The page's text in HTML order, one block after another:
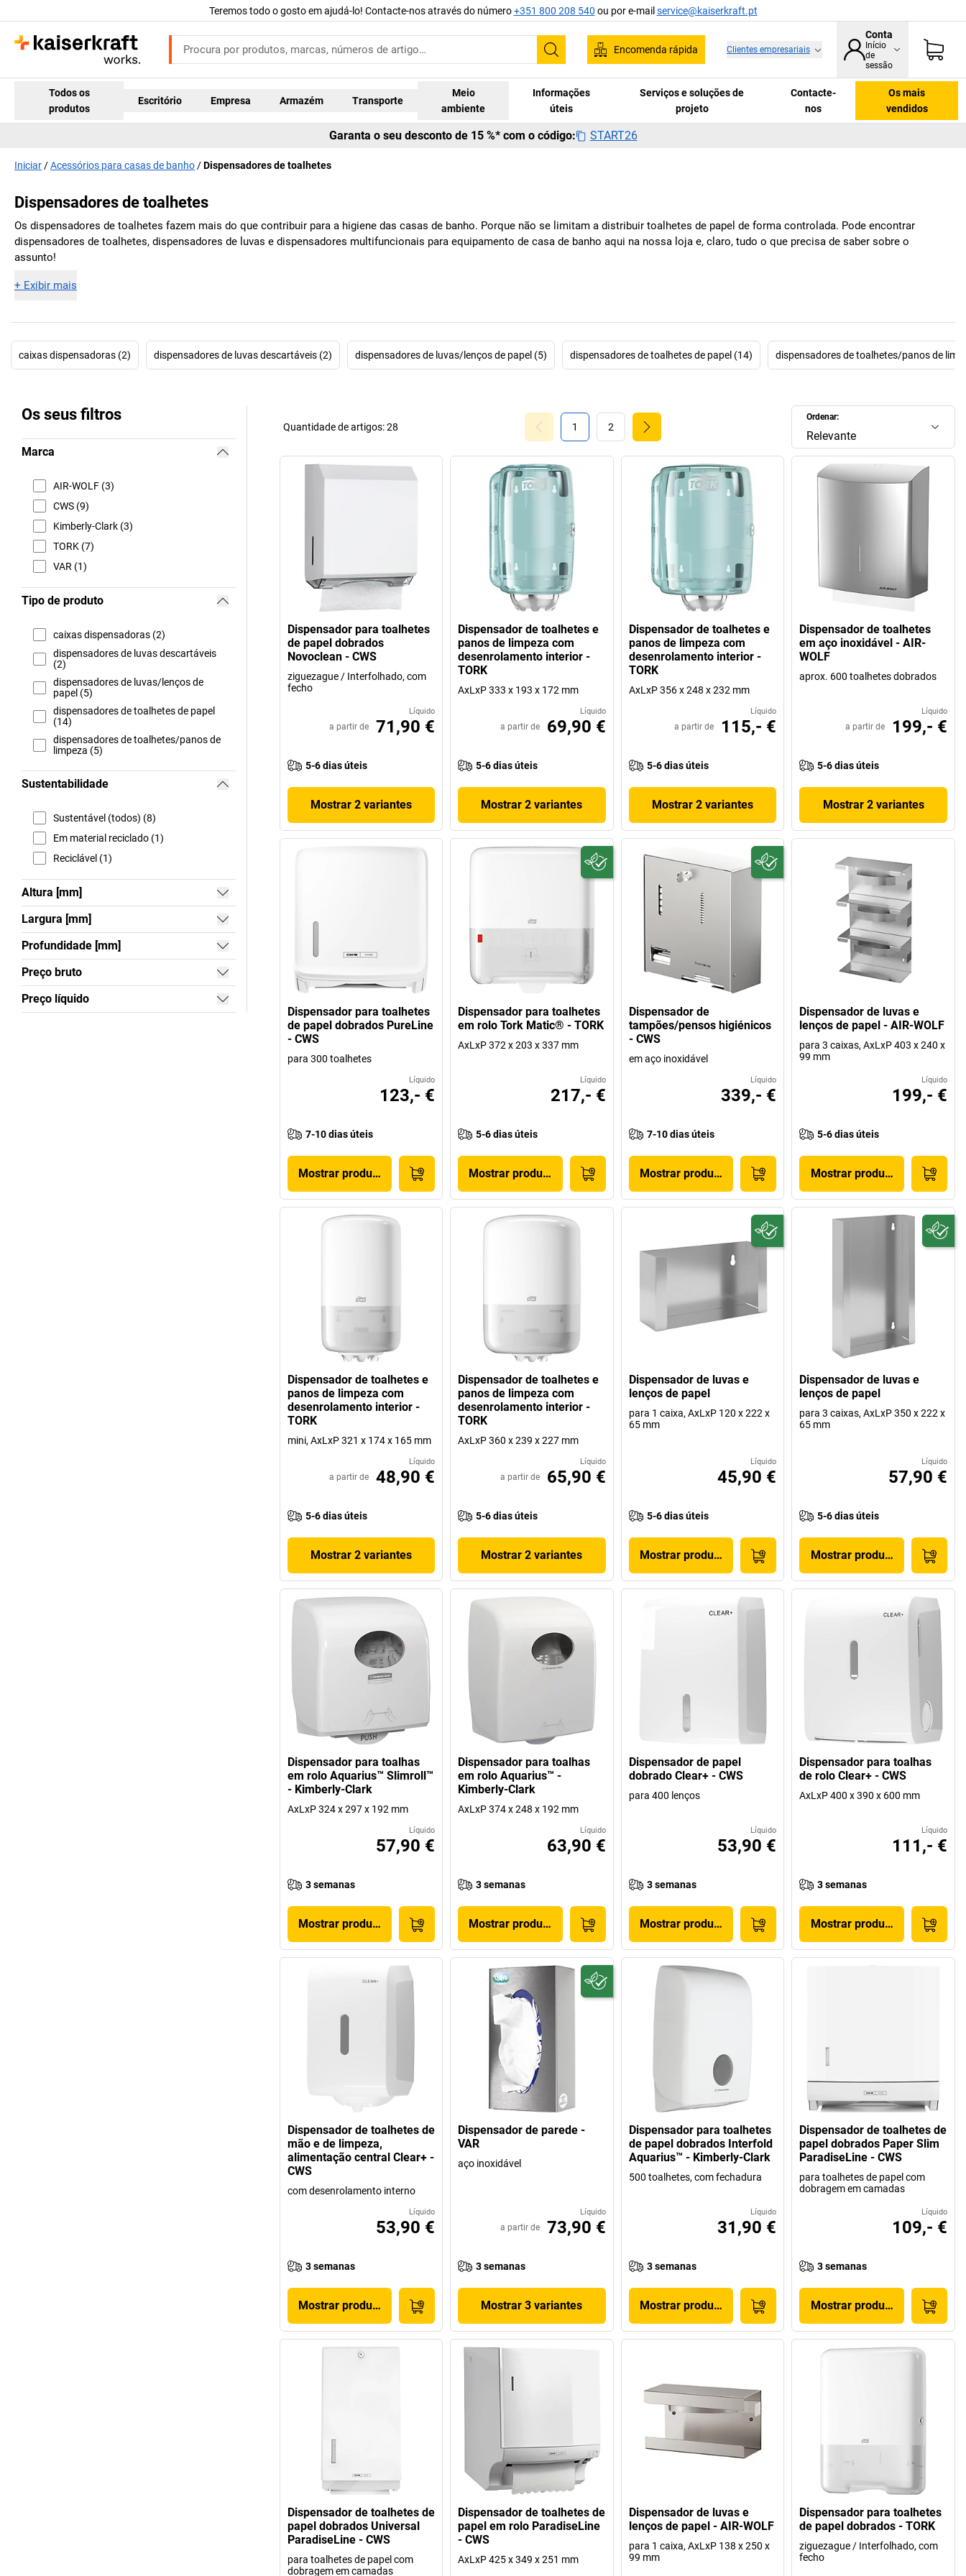
Teremos todo o gosto em ajudá-lo! Contacte-nos através do número+351 800 208 540 ou por e-mailservice@kaiserkraft.pt
Pesquisar
Encomenda rápida Clientes empresariais
Conta
Início
de
sessão
Todos os
produtos
Escritório Empresa Armazém Transporte
Meio
ambiente
Informações
úteis
Serviços e soluções de
projeto
Contacte-
nos
Os mais
vendidos
Garanta o seu desconto de 15 %* com o código: START26
Iniciar Acessórios para casas de banho Dispensadores de toalhetes
Dispensadores de toalhetes
Os dispensadores de toalhetes fazem mais do que contribuir para a higiene das casas de banho. Porque não se limitam a distribuir toalhetes de papel de forma controlada. Pode encontrar
dispensadores de toalhetes, dispensadores de luvas e dispensadores multifuncionais para equipamento de casa de banho aqui na nossa loja e, claro, tudo o que precisa de saber sobre o
assunto!
+ Exibir mais
caixas dispensadoras (2) dispensadores de luvas descartáveis (2) dispensadores de luvas/lenços de papel (5) dispensadores de toalhetes de papel (14) dispensadores de toalhetes/panos de
Os seus filtros
Marca
AIR-WOLF (3)
CWS (9)
Kimberly-Clark (3)
TORK (7)
VAR (1)
Tipo de produto
caixas dispensadoras (2)
dispensadores de luvas descartáveis
(2)
dispensadores de luvas/lenços de
papel (5)
dispensadores de toalhetes de papel
(14)
dispensadores de toalhetes/panos de
limpeza (5)
Sustentabilidade
Sustentável (todos) (8)
Em material reciclado (1)
Reciclável (1)
Altura [mm]
Largura [mm]
Profundidade [mm]
Preço bruto
Preço líquido
Ordenar:
Relevante
1 2
Quantidade de artigos:28
Dispensador para toalhetes
de papel dobrados
Novoclean - CWS
ziguezague / Interfolhado, com
fecho
Líquido
a partir de 71,90 €
5-6 dias úteis
Mostrar 2 variantes
Dispensador de toalhetes e
panos de limpeza com
desenrolamento interior -
TORK
AxLxP 333 x 193 x 172 mm
Líquido
a partir de 69,90 €
5-6 dias úteis
Mostrar 2 variantes
Dispensador de toalhetes e
panos de limpeza com
desenrolamento interior -
TORK
AxLxP 356 x 248 x 232 mm
Líquido
a partir de 115,- €
5-6 dias úteis
Mostrar 2 variantes
Dispensador de toalhetes
em aço inoxidável - AIR-
WOLF
aprox. 600 toalhetes dobrados
Líquido
a partir de 199,- €
5-6 dias úteis
Mostrar 2 variantes
Dispensador para toalhetes
de papel dobrados PureLine
- CWS
para 300 toalhetes
Líquido
123,- €
7-10 dias úteis
Mostrar produto
Dispensador para toalhetes
em rolo Tork Matic® - TORK
AxLxP 372 x 203 x 337 mm
Líquido
217,- €
5-6 dias úteis
Mostrar produto
Dispensador de
tampões/pensos higiénicos
- CWS
em aço inoxidável
Líquido
339,- €
7-10 dias úteis
Mostrar produto
Dispensador de luvas e
lenços de papel - AIR-WOLF
para 3 caixas, AxLxP 403 x 240 x
99 mm
Líquido
199,- €
5-6 dias úteis
Mostrar produto
Dispensador de toalhetes e
panos de limpeza com
desenrolamento interior -
TORK
mini, AxLxP 321 x 174 x 165 mm
Líquido
a partir de 48,90 €
5-6 dias úteis
Mostrar 2 variantes
Dispensador de toalhetes e
panos de limpeza com
desenrolamento interior -
TORK
AxLxP 360 x 239 x 227 mm
Líquido
a partir de 65,90 €
5-6 dias úteis
Mostrar 2 variantes
Dispensador de luvas e
lenços de papel
para 1 caixa, AxLxP 120 x 222 x
65 mm
Líquido
45,90 €
5-6 dias úteis
Mostrar produto
Dispensador de luvas e
lenços de papel
para 3 caixas, AxLxP 350 x 222 x
65 mm
Líquido
57,90 €
5-6 dias úteis
Mostrar produto
Dispensador para toalhas
em rolo Aquarius™ Slimroll™
- Kimberly-Clark
AxLxP 324 x 297 x 192 mm
Líquido
57,90 €
3 semanas
Mostrar produto
Dispensador para toalhas
em rolo Aquarius™ -
Kimberly-Clark
AxLxP 374 x 248 x 192 mm
Líquido
63,90 €
3 semanas
Mostrar produto
Dispensador de papel
dobrado Clear+ - CWS
para 400 lenços
Líquido
53,90 €
3 semanas
Mostrar produto
Dispensador para toalhas
de rolo Clear+ - CWS
AxLxP 400 x 390 x 600 mm
Líquido
111,- €
3 semanas
Mostrar produto
Dispensador de toalhetes de
mão e de limpeza,
alimentação central Clear+ -
CWS
com desenrolamento interno
Líquido
53,90 €
3 semanas
Mostrar produto
Dispensador de parede -
VAR
aço inoxidável
Líquido
a partir de 73,90 €
3 semanas
Mostrar 3 variantes
Dispensador para toalhetes
de papel dobrados Interfold
Aquarius™ - Kimberly-Clark
500 toalhetes, com fechadura
Líquido
31,90 €
3 semanas
Mostrar produto
Dispensador de toalhetes de
papel dobrados Paper Slim
ParadiseLine - CWS
para toalhetes de papel com
dobragem em camadas
Líquido
109,- €
3 semanas
Mostrar produto
Dispensador de toalhetes de
papel dobrados Universal
ParadiseLine - CWS
para toalhetes de papel com
dobragem em camadas
Dispensador de toalhetes de
papel em rolo ParadiseLine
- CWS
AxLxP 425 x 349 x 251 mm
Dispensador de luvas e
lenços de papel - AIR-WOLF
para 1 caixa, AxLxP 138 x 250 x
99 mm
Dispensador para toalhetes
de papel dobrados - TORK
ziguezague / Interfolhado, com
fecho